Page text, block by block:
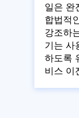
일은 완
합법적
강조하
기는 사
하도록
비스 이